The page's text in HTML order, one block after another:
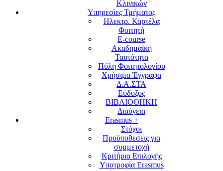
Κλινικών
Υπηρεσίες Τμήματος
Ηλεκτρ. Καρτέλα
Φοιτητή
E-course
Ακαδημαϊκή
Ταυτότητα
Πύλη Φοιτητολογίου
Χρήσιμα Έγγραφα
Δ.Α.ΣΤΑ
Εύδοξος
ΒΙΒΛΙΟΘΗΚΗ
Διαύγεια
Erasmus +
Στόχοι
Προϋποθεσεις για
συμμετοχή
Κριτήρια Επιλογής
Υποτροφία Erasmus